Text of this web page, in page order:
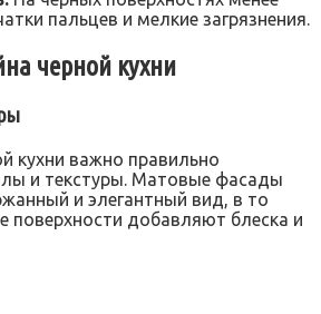
пальцев и мелкие загрязнения.
черной кухни
кухни важно правильно
и текстуры. Матовые фасады
и элегантный вид, в то
поверхности добавляют блеска и